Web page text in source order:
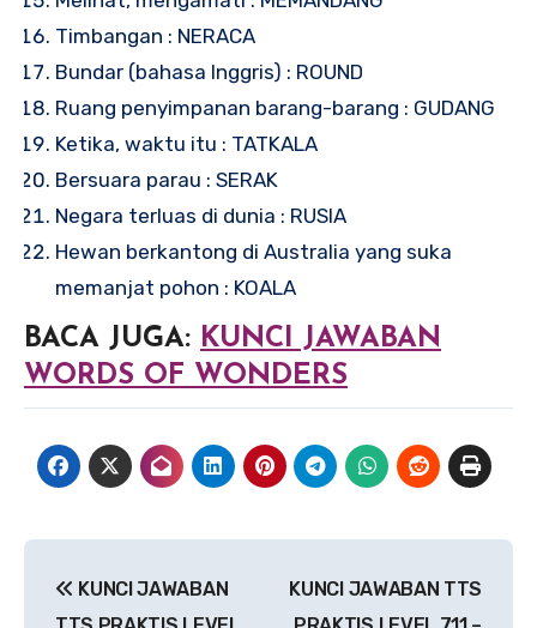
Timbangan : NERACA
Bundar (bahasa Inggris) : ROUND
Ruang penyimpanan barang-barang : GUDANG
Ketika, waktu itu : TATKALA
Bersuara parau : SERAK
Negara terluas di dunia : RUSIA
Hewan berkantong di Australia yang suka
memanjat pohon : KOALA
BACA JUGA: KUNCI JAWABAN
WORDS OF WONDERS
pos
KUNCI JAWABAN
KUNCI JAWABAN TTS